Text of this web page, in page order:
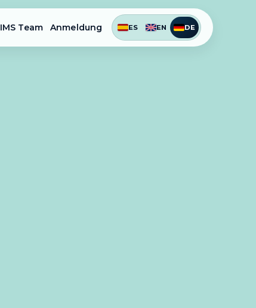
IMS Team Anmeldung ES EN DE